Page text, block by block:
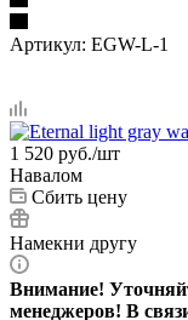
Артикул: EGW-L-1
1 520 руб./шт
Навалом
Сбить цену
Намекни другу
Внимание!
менеджеров! В